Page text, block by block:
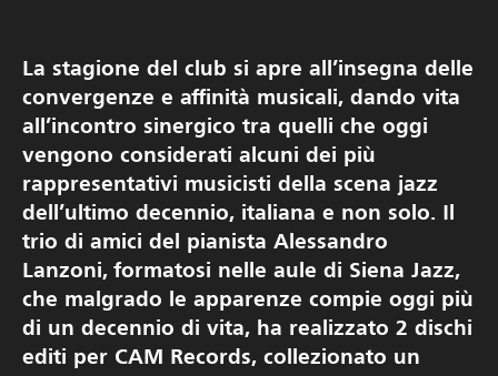
La stagione del club si apre all’insegna delle
convergenze e affinità musicali, dando vita
all’incontro sinergico tra quelli che oggi
vengono considerati alcuni dei più
rappresentativi musicisti della scena jazz
dell’ultimo decennio, italiana e non solo. Il
trio di amici del pianista Alessandro
Lanzoni, formatosi nelle aule di Siena Jazz,
che malgrado le apparenze compie oggi più
di un decennio di vita, ha realizzato 2 dischi
editi per CAM Records, collezionato un